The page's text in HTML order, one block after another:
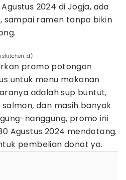
2024 di Jogja, ada
sampai ramen tanpa bikin
promo potongan
untuk menu makanan
adalah sup buntut,
dan masih banyak
nanggung, promo ini
Agustus 2024 mendatang.
pembelian donat ya.